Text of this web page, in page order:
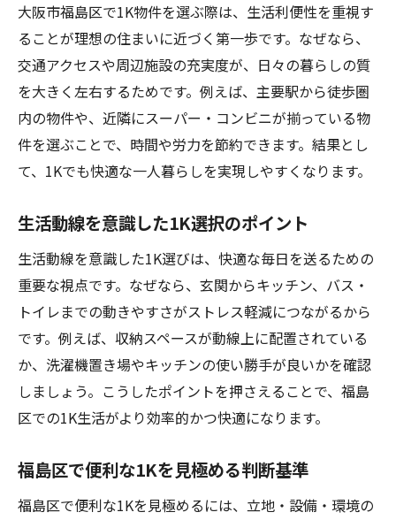
大阪市福島区で1K物件を選ぶ際は、生活利便性を重視す
ることが理想の住まいに近づく第一歩です。なぜなら、
交通アクセスや周辺施設の充実度が、日々の暮らしの質
を大きく左右するためです。例えば、主要駅から徒歩圏
内の物件や、近隣にスーパー・コンビニが揃っている物
件を選ぶことで、時間や労力を節約できます。結果とし
て、1Kでも快適な一人暮らしを実現しやすくなります。
生活動線を意識した1K選択のポイント
生活動線を意識した1K選びは、快適な毎日を送るための
重要な視点です。なぜなら、玄関からキッチン、バス・
トイレまでの動きやすさがストレス軽減につながるから
です。例えば、収納スペースが動線上に配置されている
か、洗濯機置き場やキッチンの使い勝手が良いかを確認
しましょう。こうしたポイントを押さえることで、福島
区での1K生活がより効率的かつ快適になります。
福島区で便利な1Kを見極める判断基準
福島区で便利な1Kを見極めるには、立地・設備・環境の